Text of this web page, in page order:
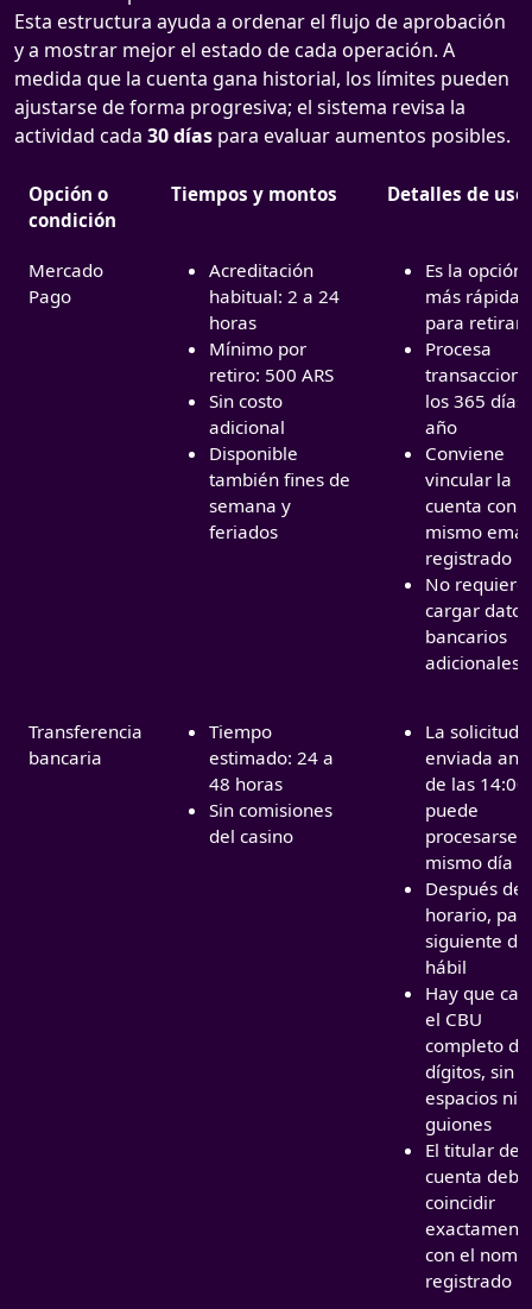
Esta estructura ayuda a ordenar el flujo de aprobación
y a mostrar mejor el estado de cada operación. A
medida que la cuenta gana historial, los límites pueden
ajustarse de forma progresiva; el sistema revisa la
actividad cada 30 días para evaluar aumentos posibles.
Opción o
condición
Tiempos y montos Detalles de uso
Mercado
Pago
Acreditación
habitual: 2 a 24
horas
Mínimo por
retiro: 500 ARS
Sin costo
adicional
Disponible
también fines de
semana y
feriados
Es la opción
más rápida
para retirar
Procesa
los 365 días
año
Conviene
vincular la
cuenta con
mismo
registrado
No requiere
cargar datos
bancarios
adicionales
Transferencia
bancaria
Tiempo
estimado: 24 a
48 horas
Sin comisiones
del casino
La solicitud
enviada
de las 14:00
puede
procesarse
mismo día
Después de
horario,
siguiente día
hábil
Hay que
el CBU
completo
dígitos, sin
espacios ni
guiones
El titular de
cuenta debe
coincidir
con el
registrado